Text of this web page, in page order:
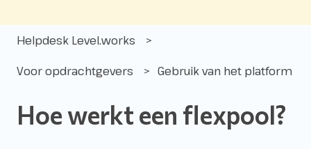
Helpdesk Level.works
Voor opdrachtgevers Gebruik van het platform
Hoe werkt een flexpool?